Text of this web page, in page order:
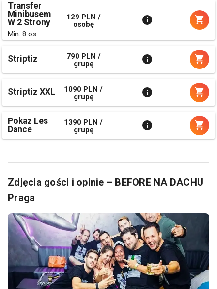
Transfer
Minibusem
W 2 Strony
Min. 8 os.
129 PLN /
osobę
Striptiz
790 PLN /
grupę
Striptiz XXL
1090 PLN /
grupę
Pokaz Les
Dance
1390 PLN /
grupę
Zdjęcia gości i opinie – BEFORE NA DACHU
Praga